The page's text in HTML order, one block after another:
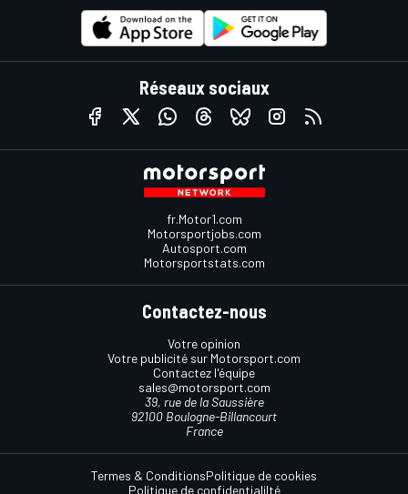
Réseaux sociaux
fr.Motor1.com
Motorsportjobs.com
Autosport.com
Motorsportstats.com
Contactez-nous
Votre opinion
Votre publicité sur Motorsport.com
Contactez l'équipe
sales@motorsport.com
39, rue de la Saussière
92100 Boulogne-Billancourt
France
Termes & ConditionsPolitique de cookies
Politique de confidentialilté